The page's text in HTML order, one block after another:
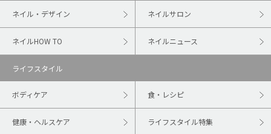
ネイル・デザイン ネイルサロン
ネイルHOW TO ネイルニュース
ライフスタイル
ボディケア 食・レシピ
健康・ヘルスケア ライフスタイル特集